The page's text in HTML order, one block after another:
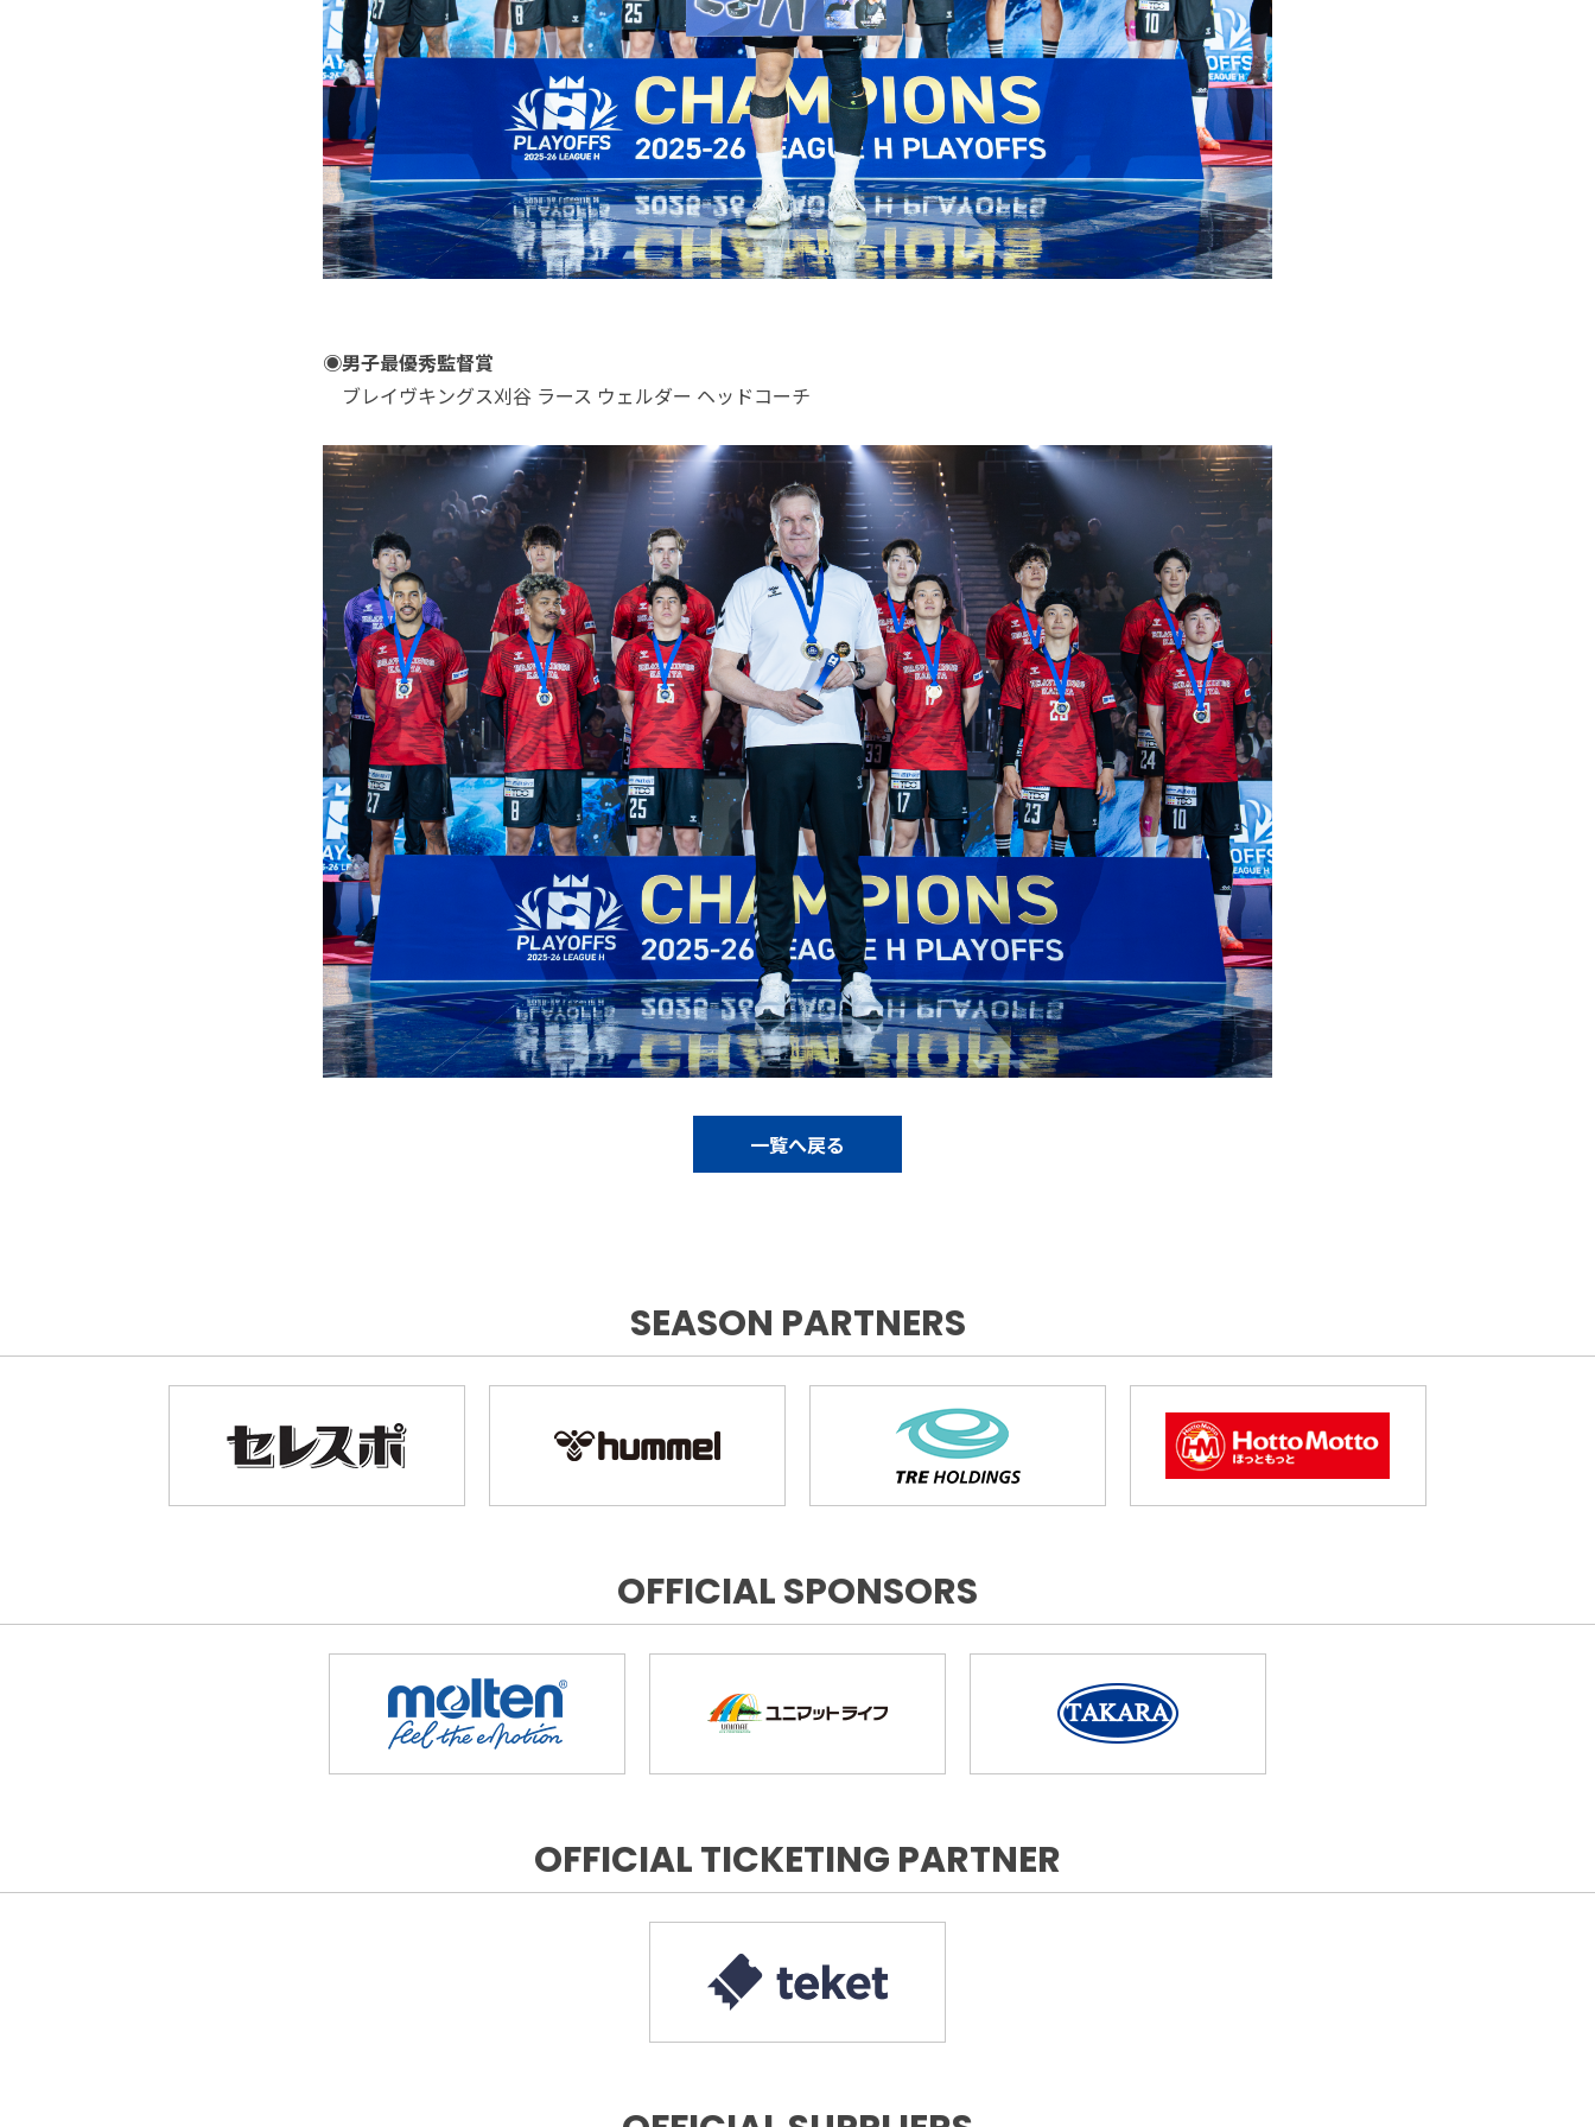
◉男子最優秀監督賞
ブレイヴキングス刈谷 ラース ウェルダー ヘッドコーチ
一覧へ戻る
SEASON PARTNERS
OFFICIAL SPONSORS
OFFICIAL TICKETING PARTNER